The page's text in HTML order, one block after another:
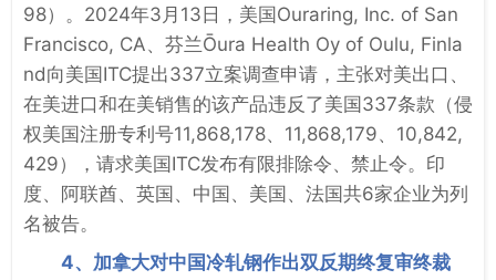
98）。2024年3月13日，美国Ouraring, Inc. of San
Francisco, CA、芬兰Ōura Health Oy of Oulu, Finla
nd向美国ITC提出337立案调查申请，主张对美出口、
在美进口和在美销售的该产品违反了美国337条款（侵
权美国注册专利号11,868,178、11,868,179、10,842,
429），请求美国ITC发布有限排除令、禁止令。印
度、阿联酋、英国、中国、美国、法国共6家企业为列
名被告。
4、加拿大对中国冷轧钢作出双反期终复审终裁